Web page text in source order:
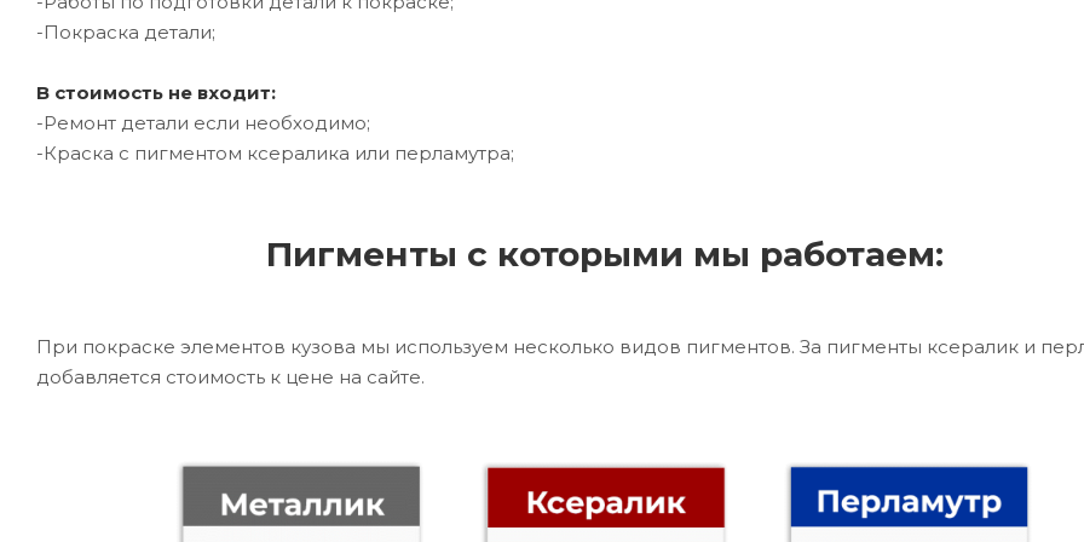
-Покраска детали;
В стоимость не входит:
-Ремонт детали если необходимо;
-Краска с пигментом ксералика или перламутра;
Пигменты с которыми мы работаем:
При покраске элементов кузова мы используем несколько видов пигментов. За пигменты ксералик и
добавляется стоимость к цене на сайте.